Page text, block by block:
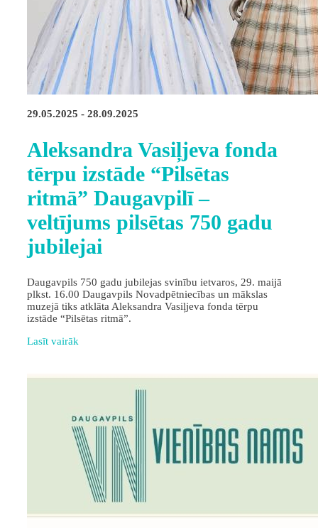
29.05.2025 - 28.09.2025
Aleksandra Vasiļjeva fonda
tērpu izstāde “Pilsētas
ritmā” Daugavpilī –
veltījums pilsētas 750 gadu
jubilejai
Daugavpils 750 gadu jubilejas svinību ietvaros, 29. maijā
plkst. 16.00 Daugavpils Novadpētniecības un mākslas
muzejā tiks atklāta Aleksandra Vasiļjeva fonda tērpu
izstāde “Pilsētas ritmā”.
Lasīt vairāk